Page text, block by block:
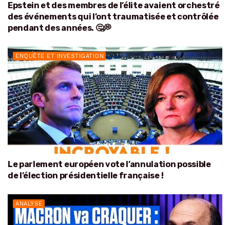
Epstein et des membres de l’élite avaient orchestré
des événements qui l’ont traumatisée et contrôlée
pendant des années. 🤔💭
ENQUÊTE ET INVESTIGATION
Le parlement européen vote l’annulation possible
de l’élection présidentielle française !
ANALYSE